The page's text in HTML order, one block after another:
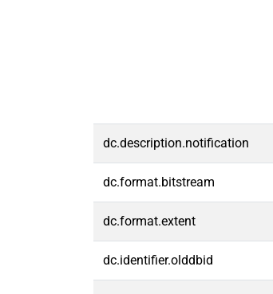
dc.description.notification
dc.format.bitstream
dc.format.extent
dc.identifier.olddbid